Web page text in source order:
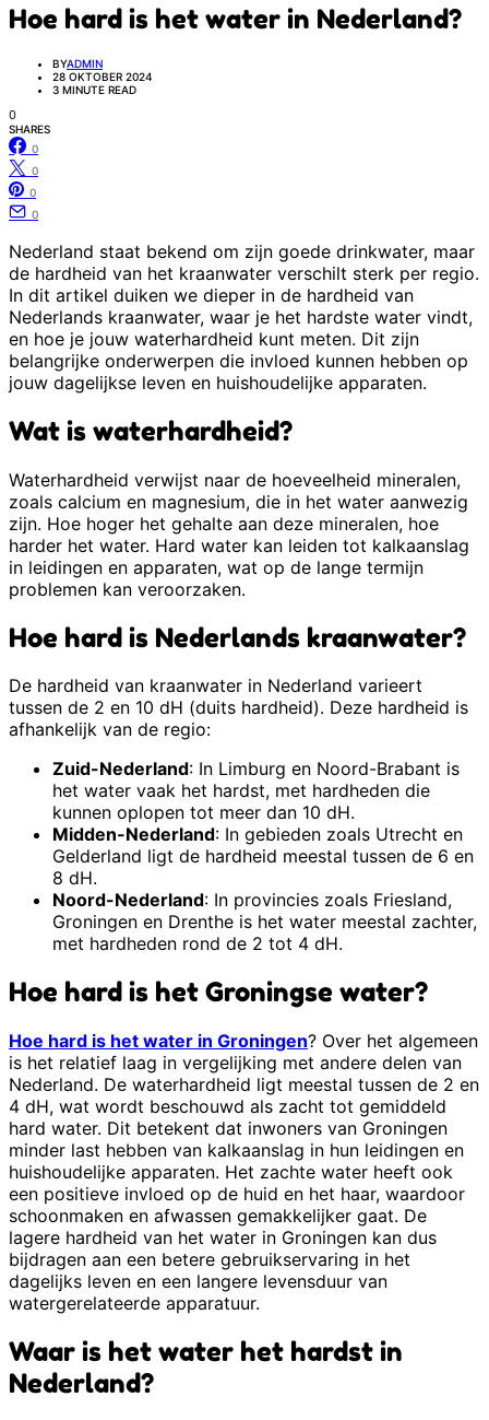
Hoe hard is het water in Nederland?
BYADMIN
28 OKTOBER 2024
3 MINUTE READ
0
SHARES
0
0
0
0
Nederland staat bekend om zijn goede drinkwater, maar
de hardheid van het kraanwater verschilt sterk per regio.
In dit artikel duiken we dieper in de hardheid van
Nederlands kraanwater, waar je het hardste water vindt,
en hoe je jouw waterhardheid kunt meten. Dit zijn
belangrijke onderwerpen die invloed kunnen hebben op
jouw dagelijkse leven en huishoudelijke apparaten.
Wat is waterhardheid?
Waterhardheid verwijst naar de hoeveelheid mineralen,
zoals calcium en magnesium, die in het water aanwezig
zijn. Hoe hoger het gehalte aan deze mineralen, hoe
harder het water. Hard water kan leiden tot kalkaanslag
in leidingen en apparaten, wat op de lange termijn
problemen kan veroorzaken.
Hoe hard is Nederlands kraanwater?
De hardheid van kraanwater in Nederland varieert
tussen de 2 en 10 dH (duits hardheid). Deze hardheid is
afhankelijk van de regio:
Zuid-Nederland: In Limburg en Noord-Brabant is
het water vaak het hardst, met hardheden die
kunnen oplopen tot meer dan 10 dH.
Midden-Nederland: In gebieden zoals Utrecht en
Gelderland ligt de hardheid meestal tussen de 6 en
8 dH.
Noord-Nederland: In provincies zoals Friesland,
Groningen en Drenthe is het water meestal zachter,
met hardheden rond de 2 tot 4 dH.
Hoe hard is het Groningse water?
Hoe hard is het water in Groningen? Over het algemeen
is het relatief laag in vergelijking met andere delen van
Nederland. De waterhardheid ligt meestal tussen de 2 en
4 dH, wat wordt beschouwd als zacht tot gemiddeld
hard water. Dit betekent dat inwoners van Groningen
minder last hebben van kalkaanslag in hun leidingen en
huishoudelijke apparaten. Het zachte water heeft ook
een positieve invloed op de huid en het haar, waardoor
schoonmaken en afwassen gemakkelijker gaat. De
lagere hardheid van het water in Groningen kan dus
bijdragen aan een betere gebruikservaring in het
dagelijks leven en een langere levensduur van
watergerelateerde apparatuur.
Waar is het water het hardst in
Nederland?